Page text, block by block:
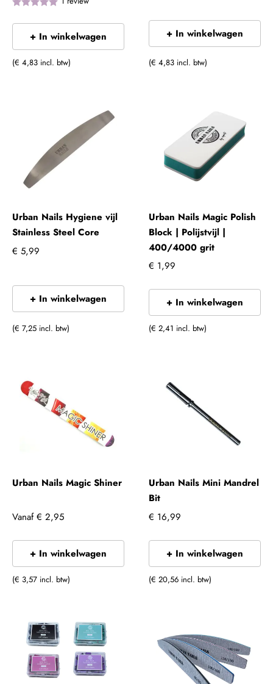
+ In winkelwagen
(€ 4,83 incl. btw)
+ In winkelwagen
(€ 4,83 incl. btw)
Urban Nails Hygiene vijl
Stainless Steel Core
€ 5,99
+ In winkelwagen
(€ 7,25 incl. btw)
Urban Nails Magic Polish
Block | Polijstvijl |
400/4000 grit
€ 1,99
+ In winkelwagen
(€ 2,41 incl. btw)
Urban Nails Magic Shiner
Vanaf € 2,95
+ In winkelwagen
(€ 3,57 incl. btw)
Urban Nails Mini Mandrel
Bit
€ 16,99
+ In winkelwagen
(€ 20,56 incl. btw)